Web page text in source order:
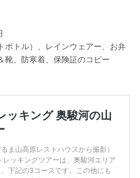
ボトル）、レインウェアー、お弁
靴、防寒着、保険証のコピー